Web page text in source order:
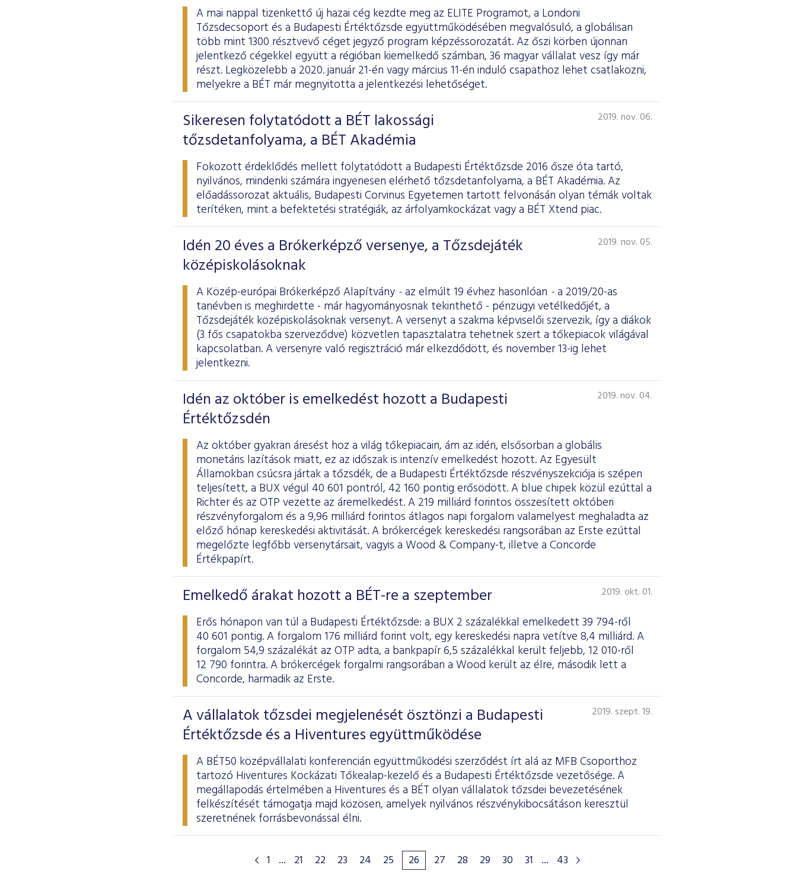
A mai nappal tizenkettő új hazai cég kezdte meg az ELITE Programot, a Londoni
Tőzsdecsoport és a Budapesti Értéktőzsde együttműködésében megvalósuló, a globálisan
több mint 1300 résztvevő céget jegyző program képzéssorozatát. Az őszi körben újonnan
jelentkező cégekkel együtt a régióban kiemelkedő számban, 36 magyar vállalat vesz így már
részt. Legközelebb a 2020. január 21-én vagy március 11-én induló csapathoz lehet csatlakozni,
melyekre a BÉT már megnyitotta a jelentkezési lehetőséget.
Sikeresen folytatódott a BÉT lakossági
tőzsdetanfolyama, a BÉT Akadémia
2019. nov. 06.
Fokozott érdeklődés mellett folytatódott a Budapesti Értéktőzsde 2016 ősze óta tartó,
nyilvános, mindenki számára ingyenesen elérhető tőzsdetanfolyama, a BÉT Akadémia. Az
előadássorozat aktuális, Budapesti Corvinus Egyetemen tartott felvonásán olyan témák voltak
terítéken, mint a befektetési stratégiák, az árfolyamkockázat vagy a BÉT Xtend piac.
Idén 20 éves a Brókerképző versenye, a Tőzsdejáték
középiskolásoknak
2019. nov. 05.
A Közép-európai Brókerképző Alapítvány -az elmúlt 19 évhez hasonlóan -a 2019/20-as
tanévben is meghirdette - már hagyományosnak tekinthető - pénzügyi vetélkedőjét, a
Tőzsdejáték középiskolásoknak versenyt. A versenyt a szakma képviselői szervezik, így a diákok
(3 fős csapatokba szerveződve) közvetlen tapasztalatra tehetnek szert a tőkepiacok világával
kapcsolatban. A versenyre való regisztráció már elkezdődött, és november 13-ig lehet
jelentkezni.
Idén az október is emelkedést hozott a Budapesti
Értéktőzsdén
2019. nov. 04.
Az október gyakran áresést hoz a világ tőkepiacain, ám az idén, elsősorban a globális
monetáris lazítások miatt, ez az időszak is intenzív emelkedést hozott. Az Egyesült
Államokban csúcsra jártak a tőzsdék, de a Budapesti Értéktőzsde részvényszekciója is szépen
teljesített, a BUX végül 40 601 pontról, 42 160 pontig erősödött. A blue chipek közül ezúttal a
Richter és az OTP vezette az áremelkedést. A 219 milliárd forintos összesített októberi
részvényforgalom és a 9,96 milliárd forintos átlagos napi forgalom valamelyest meghaladta az
előző hónap kereskedési aktivitását. A brókercégek kereskedési rangsorában az Erste ezúttal
megelőzte legfőbb versenytársait, vagyis a Wood & Company-t, illetve a Concorde
Értékpapírt.
Emelkedő árakat hozott a BÉT-re a szeptember 2019. okt. 01.
Erős hónapon van túl a Budapesti Értéktőzsde: a BUX 2 százalékkal emelkedett 39 794-ről
40 601 pontig. A forgalom 176 milliárd forint volt, egy kereskedési napra vetítve 8,4 milliárd. A
forgalom 54,9 százalékát az OTP adta, a bankpapír 6,5 százalékkal került feljebb, 12 010-ről
12 790 forintra. A brókercégek forgalmi rangsorában a Wood került az élre, második lett a
Concorde, harmadik az Erste.
A vállalatok tőzsdei megjelenését ösztönzi a Budapesti
Értéktőzsde és a Hiventures együttműködése
2019. szept. 19.
A BÉT50 középvállalati konferencián együttműködési szerződést írt alá az MFB Csoporthoz
tartozó Hiventures Kockázati Tőkealap-kezelő és a Budapesti Értéktőzsde vezetősége. A
megállapodás értelmében a Hiventures és a BÉT olyan vállalatok tőzsdei bevezetésének
felkészítését támogatja majd közösen, amelyek nyilvános részvénykibocsátáson keresztül
szeretnének forrásbevonással élni.
1 ... 21 22 23 24 25 26 27 28 29 30 31 ... 43